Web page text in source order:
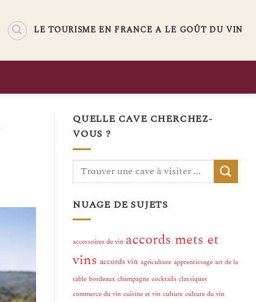
LE TOURISME EN FRANCE A LE GOÛT DU VIN
QUELLE CAVE CHERCHEZ-
VOUS ?
NUAGE DE SUJETS
accessoires de vin accords mets et
vins accords vin agriculture apprentissage art de la
table bordeaux champagne cocktails classiques
commerce du vin cuisine et vin culture culture du vin